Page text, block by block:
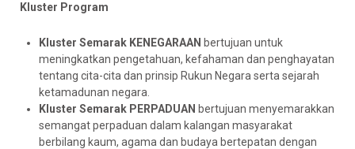
Kluster Program
Kluster Semarak KENEGARAAN bertujuan untuk
meningkatkan pengetahuan, kefahaman dan penghayatan
tentang cita-cita dan prinsip Rukun Negara serta sejarah
ketamadunan negara.
Kluster Semarak PERPADUAN bertujuan menyemarakkan
semangat perpaduan dalam kalangan masyarakat
berbilang kaum, agama dan budaya bertepatan dengan